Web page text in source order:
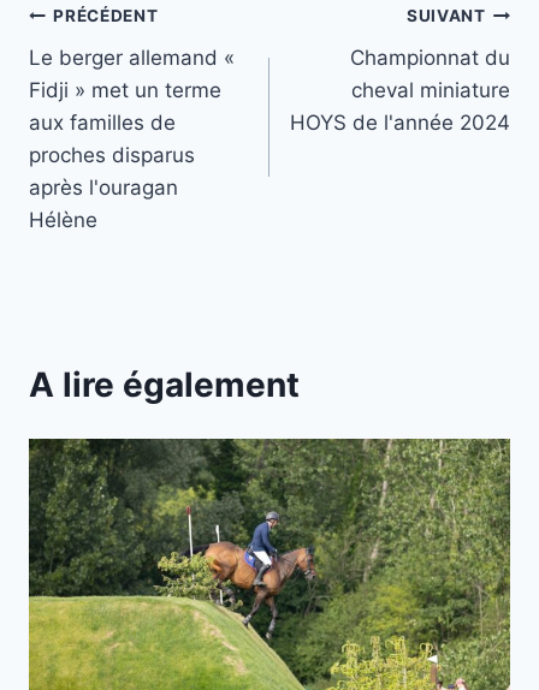
Navigation
de
l’article
PRÉCÉDENT
Le berger allemand «
Fidji » met un terme
aux familles de
proches disparus
après l'ouragan
Hélène
SUIVANT
Championnat du
cheval miniature
HOYS de l'année 2024
A lire également